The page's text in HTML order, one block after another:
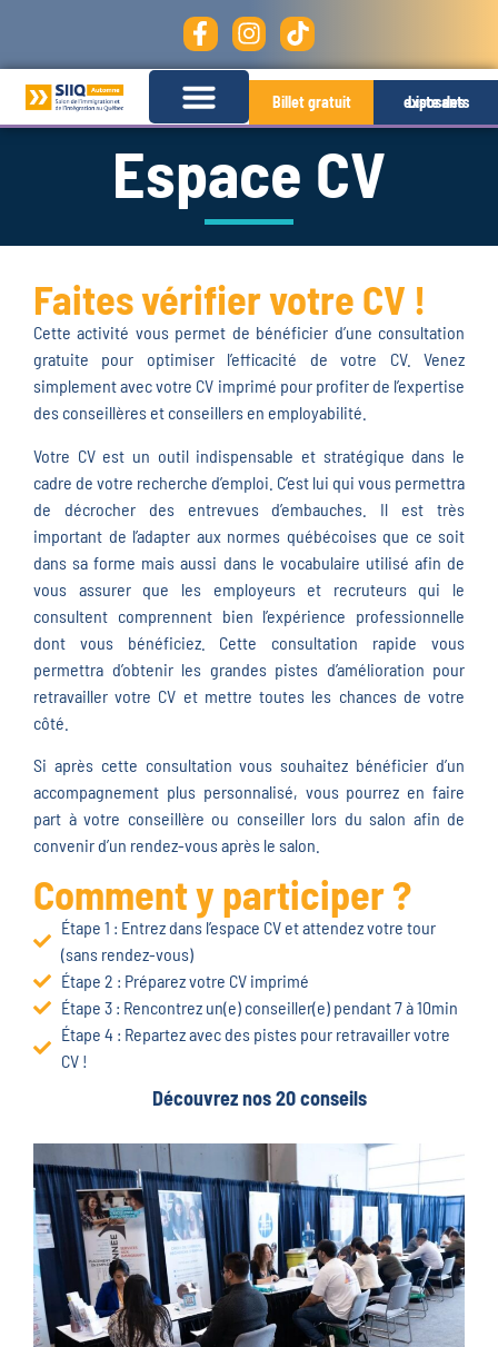
Billet gratuit Liste des exposants
Espace CV
Faites vérifier votre CV !
Cette activité vous permet de bénéficier d’une consultation
gratuite pour optimiser l’efficacité de votre CV. Venez
simplement avec votre CV imprimé pour profiter de l’expertise
des conseillères et conseillers en employabilité.
Votre CV est un outil indispensable et stratégique dans le
cadre de votre recherche d’emploi. C’est lui qui vous permettra
de décrocher des entrevues d’embauches. Il est très
important de l’adapter aux normes québécoises que ce soit
dans sa forme mais aussi dans le vocabulaire utilisé afin de
vous assurer que les employeurs et recruteurs qui le
consultent comprennent bien l’expérience professionnelle
dont vous bénéficiez. Cette consultation rapide vous
permettra d’obtenir les grandes pistes d’amélioration pour
retravailler votre CV et mettre toutes les chances de votre
côté.
Si après cette consultation vous souhaitez bénéficier d’un
accompagnement plus personnalisé, vous pourrez en faire
part à votre conseillère ou conseiller lors du salon afin de
convenir d’un rendez-vous après le salon.
Comment y participer ?
Étape 1 : Entrez dans l’espace CV et attendez votre tour
(sans rendez-vous)
Étape 2 : Préparez votre CV imprimé
Étape 3 : Rencontrez un(e) conseiller(e) pendant 7 à 10min
Étape 4 : Repartez avec des pistes pour retravailler votre
CV !
Découvrez nos 20 conseils